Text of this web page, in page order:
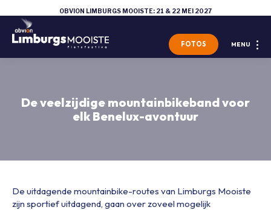
OBVION LIMBURGS MOOISTE: 21 & 22 MEI 2027
MENU
FOTOS
De veelzijdige mountainbikeband voor
elk Benelux-avontuur
De uitdagende mountainbike-routes van Limburgs Mooiste
zijn sportief uitdagend, gaan over zoveel mogelijk